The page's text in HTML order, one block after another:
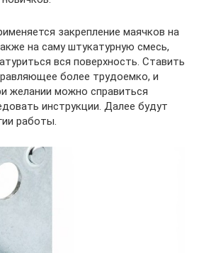
закрепление маячков на
на саму штукатурную смесь,
вся поверхность. Ставить
более трудоемко, и
желании можно справиться
инструкции. Далее будут
работы.